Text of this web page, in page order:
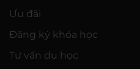
Ưu đãi
Đăng ký khóa học
Tư vấn du học